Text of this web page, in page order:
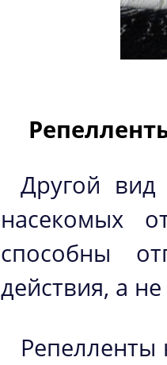
Другой вид
насекомых
способны
действия, а
Репелленты